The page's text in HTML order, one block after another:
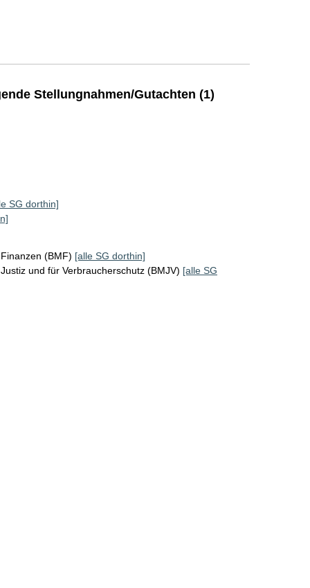
Stellungnahmen/Gutachten (1)
SG dorthin]
(BMF) [alle SG dorthin]
und für Verbraucherschutz (BMJV) [alle SG